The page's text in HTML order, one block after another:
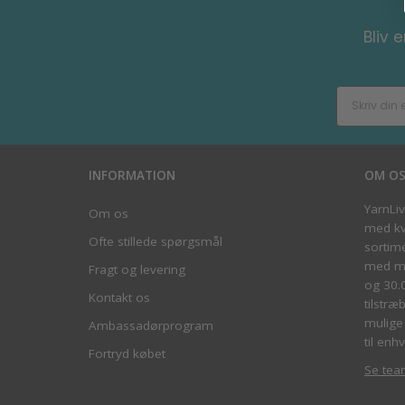
Bliv
INFORMATION
Om os
Ofte stillede spørgsmål
Fragt og levering
Kontakt os
Ambassadørprogram
Fortryd købet
OM OS
med
med
og
til
Se